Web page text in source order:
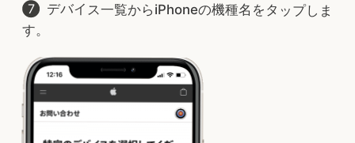
デバイス一覧からiPhoneの機種名をタップしま
す。